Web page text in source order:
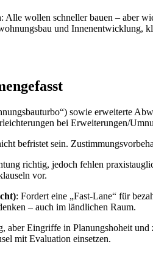
wollen schneller bauen – aber
und Innenentwicklung,
sowie erweiterte
bei Erweiterungen/
befristet sein.
richtig, jedoch fehlen
vor.
: Fordert eine „Fast-Lane“ für
– auch im ländlichen Raum.
aber Eingriffe in Planungshoheit
mit Evaluation einsetzen.